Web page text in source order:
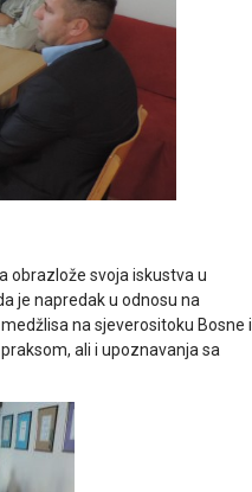
obrazlože svoja iskustva u
je napredak u odnosu na
na sjeverositoku Bosne i
ali i upoznavanja sa